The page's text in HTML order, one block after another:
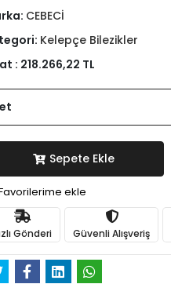
CEBECİ
Kelepçe Bilezikler
: 218.266,22 TL
Sepete Ekle
ekle
Gönderi Güvenli Alışveriş